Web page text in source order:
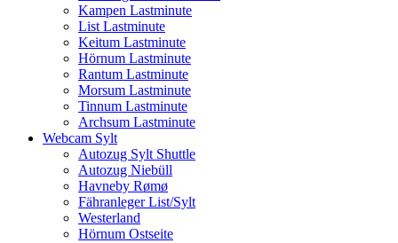
Kampen Lastminute
List Lastminute
Keitum Lastminute
Hörnum Lastminute
Rantum Lastminute
Morsum Lastminute
Tinnum Lastminute
Archsum Lastminute
Webcam Sylt
Autozug Sylt Shuttle
Autozug Niebüll
Havneby Rømø
Fähranleger List/Sylt
Westerland
Hörnum Ostseite